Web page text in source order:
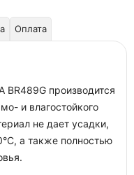
Оплата
производится
и влагостойкого
не дает усадки,
а также полностью